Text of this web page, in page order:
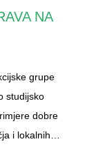
NA
grupe
studijsko
dobre
i lokalnih…